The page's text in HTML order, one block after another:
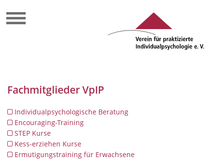
Fachmitglieder VpIP
Individualpsychologische Beratung
Encouraging-Training
STEP Kurse
Kess-erziehen Kurse
Ermutigungstraining für Erwachsene